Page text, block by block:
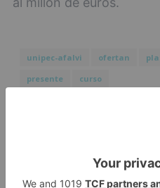
unipec-afalvi ofertan
presente
curso
1